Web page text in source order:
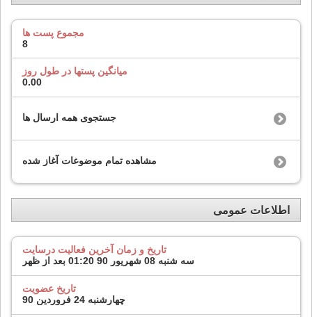
مجموع پست ها
8
میانگین پستها در طول روز
0.00
جستجوی همه ارسال ها
مشاهده تمام موضوعات آغاز شده
اطلاعات عمومی
تاریخ و زمان آخرین فعالیت درسایت
سه شنبه 08 شهریور 90
01:20 بعد از ظهر
تاریخ عضویت
چهارشنبه 24 فروردین 90